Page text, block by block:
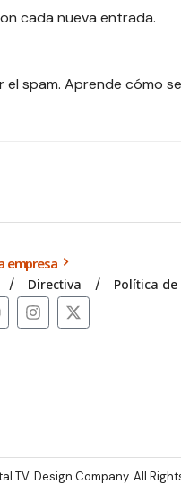
cada nueva entrada.
el spam. Aprende cómo
empresa
Directiva Política
TV. Design Company. All